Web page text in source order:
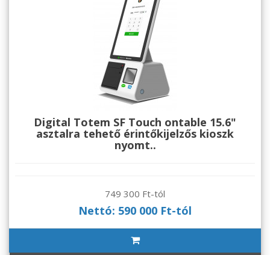
Digital Totem SF Touch ontable 15.6"
asztalra tehető érintőkijelzős kioszk
nyomt..
749 300 Ft-tól
Nettó: 590 000 Ft-tól